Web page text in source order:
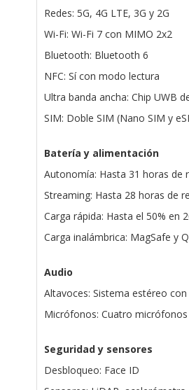
Redes: 5G, 4G LTE, 3G y 2G
Wi-Fi: Wi-Fi 7 con MIMO 2x2
Bluetooth: Bluetooth 6
NFC: Sí con modo lectura
Ultra banda ancha: Chip UWB
SIM: Doble SIM (Nano SIM y
Batería y alimentación
Autonomía: Hasta 31 horas de
Streaming: Hasta 28 horas de
Carga rápida: Hasta el 50% en
Carga inalámbrica: MagSafe y
Audio
Altavoces: Sistema estéreo
Micrófonos: Cuatro
Seguridad y sensores
Desbloqueo: Face ID